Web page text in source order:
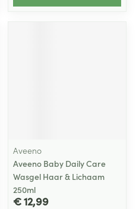
Aveeno
Aveeno Baby Daily Care
Wasgel Haar & Lichaam
250ml
€ 12,99